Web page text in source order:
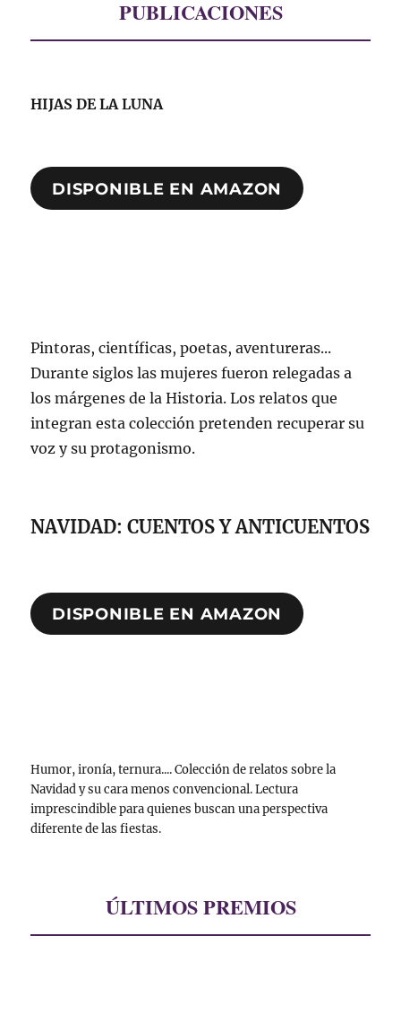
PUBLICACIONES
HIJAS DE LA LUNA
DISPONIBLE EN AMAZON
Pintoras, científicas, poetas, aventureras...
Durante siglos las mujeres fueron relegadas a
los márgenes de la Historia. Los relatos que
integran esta colección pretenden recuperar su
voz y su protagonismo.
NAVIDAD: CUENTOS Y ANTICUENTOS
DISPONIBLE EN AMAZON
Humor, ironía, ternura.... Colección de relatos sobre la
Navidad y su cara menos convencional. Lectura
imprescindible para quienes buscan una perspectiva
diferente de las fiestas.
ÚLTIMOS PREMIOS